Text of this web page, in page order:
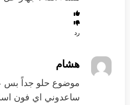
رد
هشام
موضوع حلو جداً بس
ساعدوني اي فون